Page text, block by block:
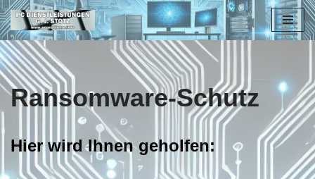
Zum
Inhalt
springen
Ransomware-Schutz
Hier wird Ihnen geholfen: